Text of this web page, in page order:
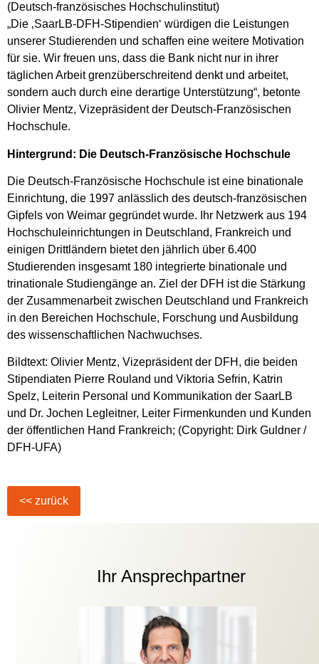
(Deutsch-französisches Hochschulinstitut)
„Die ‚SaarLB-DFH-Stipendien‘ würdigen die Leistungen
unserer Studierenden und schaffen eine weitere Motivation
für sie. Wir freuen uns, dass die Bank nicht nur in ihrer
täglichen Arbeit grenzüberschreitend denkt und arbeitet,
sondern auch durch eine derartige Unterstützung“, betonte
Olivier Mentz, Vizepräsident der Deutsch-Französischen
Hochschule.
Hintergrund: Die Deutsch-Französische Hochschule
Die Deutsch-Französische Hochschule ist eine binationale
Einrichtung, die 1997 anlässlich des deutsch-französischen
Gipfels von Weimar gegründet wurde. Ihr Netzwerk aus 194
Hochschuleinrichtungen in Deutschland, Frankreich und
einigen Drittländern bietet den jährlich über 6.400
Studierenden insgesamt 180 integrierte binationale und
trinationale Studiengänge an. Ziel der DFH ist die Stärkung
der Zusammenarbeit zwischen Deutschland und Frankreich
in den Bereichen Hochschule, Forschung und Ausbildung
des wissenschaftlichen Nachwuchses.
Bildtext: Olivier Mentz, Vizepräsident der DFH, die beiden
Stipendiaten Pierre Rouland und Viktoria Sefrin, Katrin
Spelz, Leiterin Personal und Kommunikation der SaarLB
und Dr. Jochen Legleitner, Leiter Firmenkunden und Kunden
der öffentlichen Hand Frankreich; (Copyright: Dirk Guldner /
DFH-UFA)
Ihr Ansprechpartner